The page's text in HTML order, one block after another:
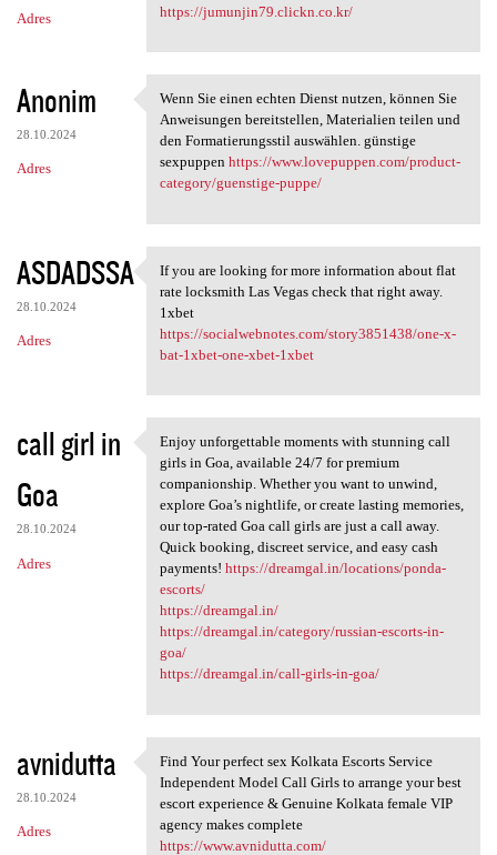
Adres
https://jumunjin79.clickn.co.kr/
Anonim
28.10.2024
Adres
Wenn Sie einen echten Dienst
Wenn Sie einen echten Dienst nutzen, können Sie
Anweisungen bereitstellen, Materialien teilen und
den Formatierungsstil auswählen. günstige
sexpuppen https://www.lovepuppen.com/product-
category/guenstige-puppe/
ASDADSSA
28.10.2024
Adres
If you are looking for more
If you are looking for more information about flat
rate locksmith Las Vegas check that right away.
1xbet
https://socialwebnotes.com/story3851438/one-x-
bat-1xbet-one-xbet-1xbet
call girl in
Goa
28.10.2024
Adres
Enjoy unforgettable moments
Enjoy unforgettable moments with stunning call
girls in Goa, available 24/7 for premium
companionship. Whether you want to unwind,
explore Goa’s nightlife, or create lasting memories,
our top-rated Goa call girls are just a call away.
Quick booking, discreet service, and easy cash
payments! https://dreamgal.in/locations/ponda-
escorts/
https://dreamgal.in/
https://dreamgal.in/category/russian-escorts-in-
goa/
https://dreamgal.in/call-girls-in-goa/
avnidutta
28.10.2024
Adres
Find Your perfect sex Kolkata
Find Your perfect sex Kolkata Escorts Service
Independent Model Call Girls to arrange your best
escort experience & Genuine Kolkata female VIP
agency makes complete
https://www.avnidutta.com/